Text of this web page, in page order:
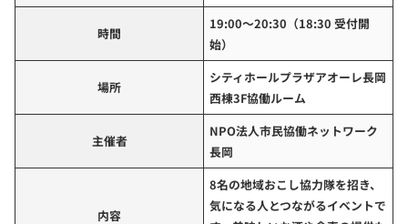
時間
19:00～20:30（18:30 受付開
始）
場所
シティホールプラザアオーレ長岡
西棟3F協働ルーム
主催者
NPO法人市民協働ネットワーク
長岡
内容
8名の地域おこし協力隊を招き、
気になる人とつながるイベントで